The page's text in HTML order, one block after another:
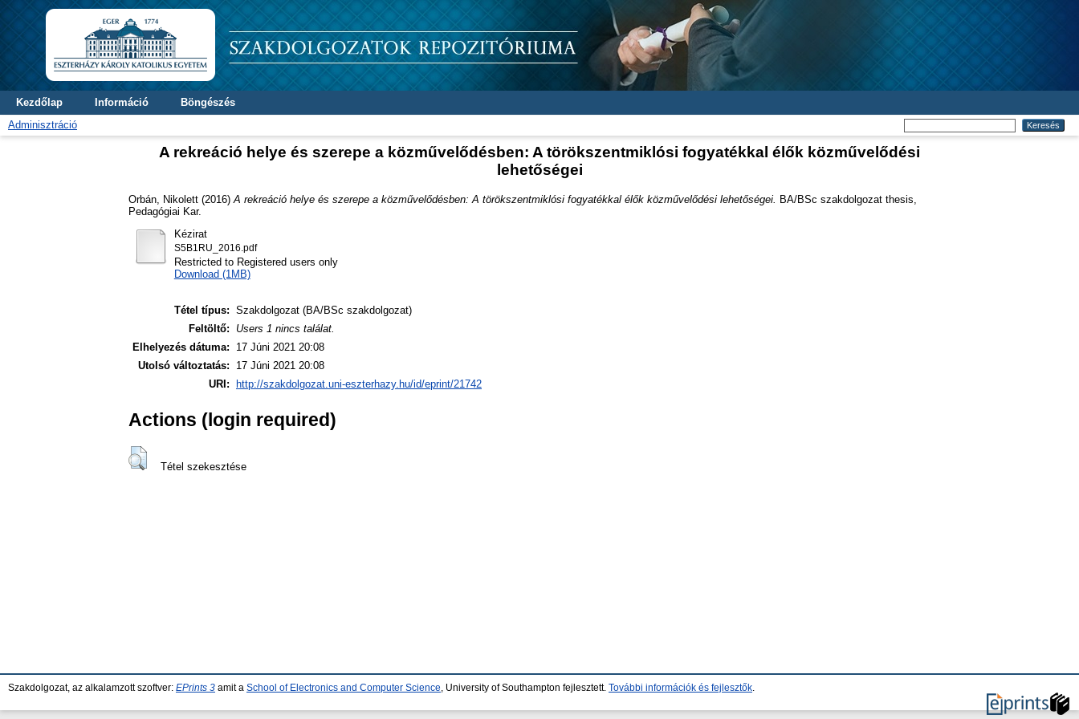
Kezdőlap Információ
Böngészés
Adminisztráció
A rekreáció helye és szerepe a közművelődésben: A törökszentmiklósi fogyatékkal élők közművelődési
lehetőségei
Orbán, Nikolett (2016) A rekreáció helye és szerepe a közművelődésben: A törökszentmiklósi fogyatékkal élők közművelődési lehetőségei.
BA/BSc szakdolgozat thesis,
Pedagógiai Kar.
Kézirat
S5B1RU_2016.pdf
Restricted to Registered users only
Download (1MB)
Tétel típus: Szakdolgozat (BA/BSc szakdolgozat)
Feltöltő:
Users 1 nincs találat.
Elhelyezés dátuma:
17 Júni 2021 20:08
Utolsó változtatás:
17 Júni 2021 20:08
URI:
http://szakdolgozat.uni-eszterhazy.hu/id/eprint/21742
Actions (login required)
Tétel szekesztése
Szakdolgozat, az alkalamzott szoftver: EPrints 3 amit a School of Electronics and Computer Science , University of Southampton fejlesztett. További információk és fejlesztők